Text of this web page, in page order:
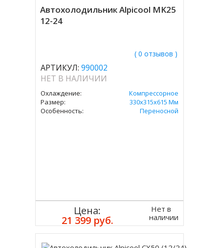
Автохолодильник Alpicool MK25
12-24
( 0 отзывов )
АРТИКУЛ: 990002
НЕТ В НАЛИЧИИ
Охлаждение:
Компрессорное
Размер:
330х315х615 Мм
Особенность:
Переносной
Цена:
21 399 руб.
Нет в
наличии